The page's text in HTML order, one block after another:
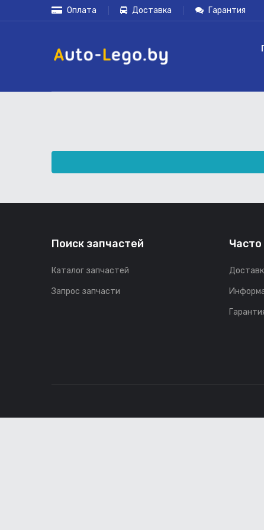
Оплата Доставка Гарантия
Поиск запчастей
Каталог запчастей
Запрос запчасти